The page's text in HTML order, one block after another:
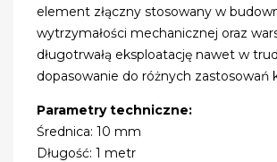
element złączny stosowany w
wytrzymałości mechanicznej oraz
długotrwałą eksploatację nawet w
dopasowanie do różnych zastosowań
Parametry techniczne:
Średnica: 10 mm
Długość: 1 metr